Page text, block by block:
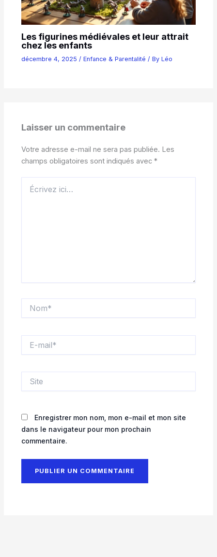
Les figurines médiévales et leur attrait
chez les enfants
décembre 4, 2025 /Enfance & Parentalité / ByLéo
Laisser un commentaire
Votre adresse e-mail ne sera pas publiée. Les
champs obligatoires sont indiqués avec*
ici…
mail*
Enregistrer mon nom, mon e-mail et mon site
dans le navigateur pour mon prochain
commentaire.